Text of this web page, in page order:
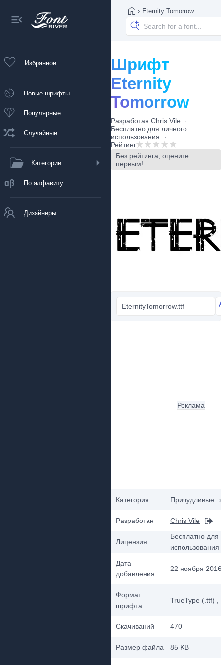
Избранное
Новые шрифты
Популярные
Случайные
Категории
По алфавиту
Дизайнеры
› Eternity Tomorrow
Шрифт
Eternity
Tomorrow
Разработан Chris Vile
Бесплатно для личного
использования
Рейтинг
Без рейтинга, оцените
первым!
EternityTomorrow.ttf
Категория Причудливые ›
Разработан Chris Vile
Лицензия
Бесплатно для
использования
Дата
добавления
22 ноября 2016
Формат
шрифта
TrueType (.ttf)
Скачиваний 470
Размер файла 85 KB
Реклама